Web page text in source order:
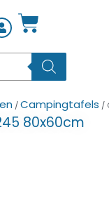
/Campingtafels /
80x60cm